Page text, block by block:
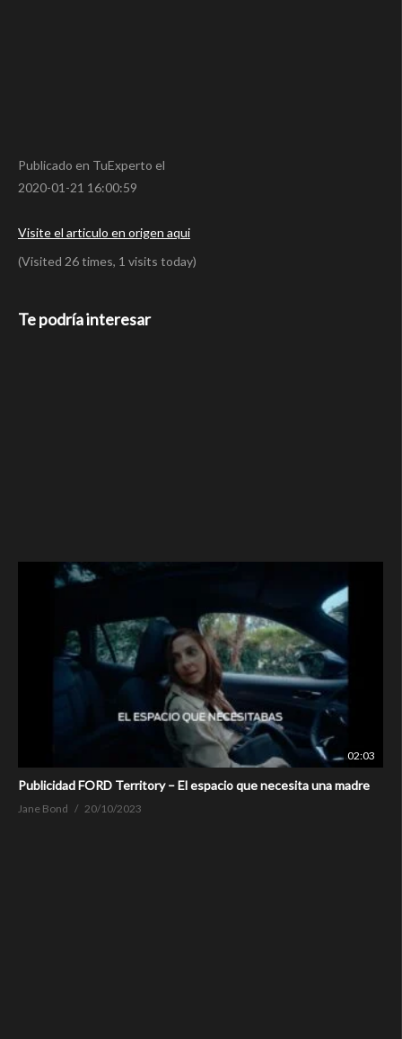
Publicado en TuExperto el
2020-01-21 16:00:59
Visite el articulo en origen aqui
(Visited 26 times, 1 visits today)
Te podría interesar
02:03
Publicidad FORD Territory – El espacio que necesita una madre
Jane Bond 20/10/2023